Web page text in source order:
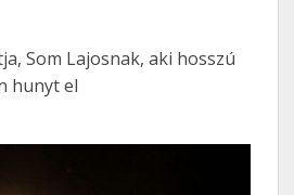
Som Lajosnak, aki hosszú
hunyt el